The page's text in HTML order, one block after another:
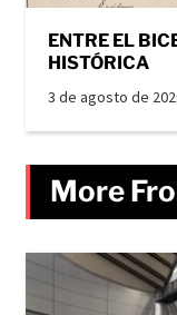
ENTRE EL
HISTÓRICA
3 de agosto de
More